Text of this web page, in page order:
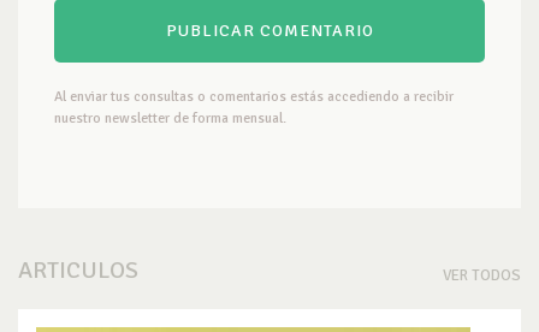
Al enviar tus consultas o comentarios estás accediendo a recibir
nuestro newsletter de forma mensual.
ARTICULOS VER TODOS